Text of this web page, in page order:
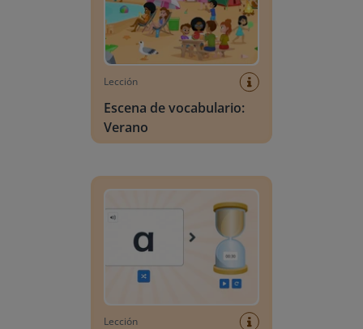
Lección
Escena de vocabulario:
Verano
Lección